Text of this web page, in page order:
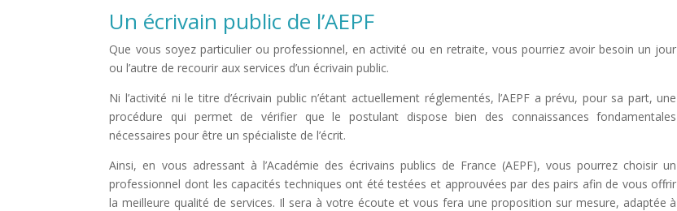
Un écrivain public de l’AEPF
Que vous soyez particulier ou professionnel, en activité ou en retraite, vous pourriez avoir besoin un jour
ou l’autre de recourir aux services d’un écrivain public.
Ni l’activité ni le titre d’écrivain public n’étant actuellement réglementés, l’AEPF a prévu, pour sa part, une
procédure qui permet de vérifier que le postulant dispose bien des connaissances fondamentales
nécessaires pour être un spécialiste de l’écrit.
Ainsi, en vous adressant à l’Académie des écrivains publics de France (AEPF), vous pourrez choisir un
professionnel dont les capacités techniques ont été testées et approuvées par des pairs afin de vous offrir
la meilleure qualité de services. Il sera à votre écoute et vous fera une proposition sur mesure, adaptée à